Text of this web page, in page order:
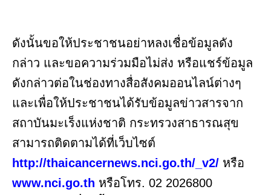
ดังนั้นขอให้ประชาชนอย่าหลงเชื่อข้อมูลดัง
กล่าว และขอความร่วมมือไม่ส่ง หรือแชร์ข้อมูล
ดังกล่าวต่อในช่องทางสื่อสังคมออนไลน์ต่างๆ
และเพื่อให้ประชาชนได้รับข้อมูลข่าวสารจาก
สถาบันมะเร็งแห่งชาติ กระทรวงสาธารณสุข
สามารถติดตามได้ที่เว็บไซต์
http://thaicancernews.nci.go.th/_v2/ หรือ
www.nci.go.th หรือโทร. 02 2026800